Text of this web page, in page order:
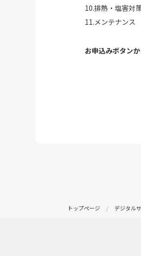
10.排熱・塩害対
11.メンテナンス
お申込みボタン
トップページ デジタル